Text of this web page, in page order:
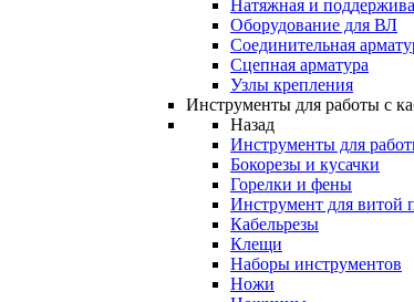
Натяжная и
Оборудование для ВЛ
Соединительная
Сцепная арматура
Узлы крепления
Инструменты для работы с
Назад
Инструменты для
Бокорезы и кусачки
Горелки и фены
Инструмент для витой
Кабельрезы
Клещи
Наборы инструментов
Ножи